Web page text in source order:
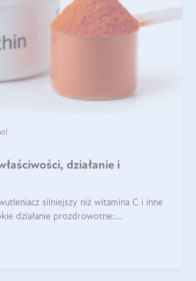
działanie i
silniejszy niż witamina C i inne
działanie prozdrowotne: